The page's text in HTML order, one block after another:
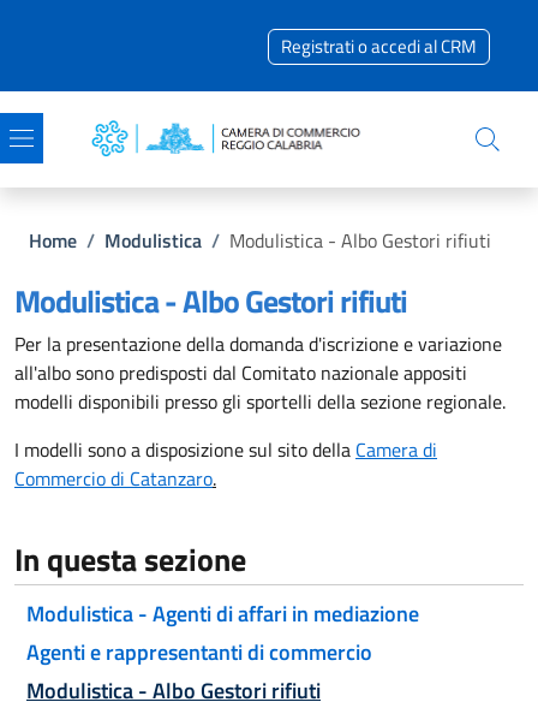
Registrati o accedi al CRM
Briciole di pane
Home / Modulistica / Modulistica - Albo Gestori rifiuti
Modulistica - Albo Gestori rifiuti
Per la presentazione della domanda d'iscrizione e variazione
all'albo sono predisposti dal Comitato nazionale appositi
modelli disponibili presso gli sportelli della sezione regionale.
I modelli sono a disposizione sul sito della Camera di
Commercio di Catanzaro.
In questa sezione
Modulistica - Agenti di affari in mediazione
Agenti e rappresentanti di commercio
Modulistica - Albo Gestori rifiuti